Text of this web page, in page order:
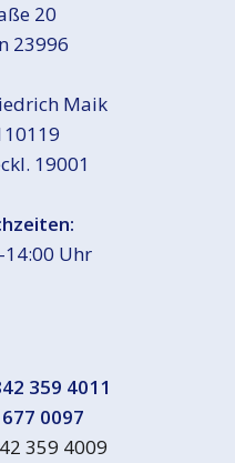
20
23996
Maik
19001
Uhr
359 4011
0097
359 4009